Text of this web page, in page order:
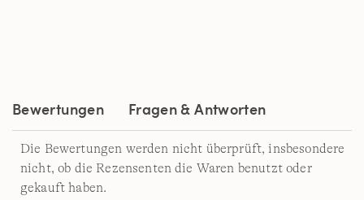
Bewertungen Fragen & Antworten
Die Bewertungen werden nicht überprüft, insbesondere
nicht, ob die Rezensenten die Waren benutzt oder
gekauft haben.